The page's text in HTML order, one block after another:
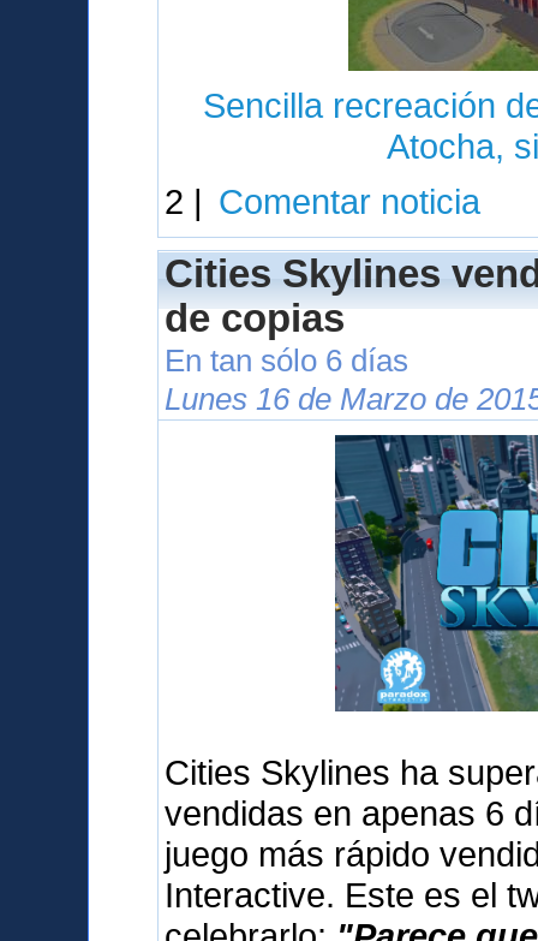
Sencilla recreación
Atocha,
2 | Comentar noticia
Cities Skylines
de copias
En tan sólo 6 días
Lunes 16 de Marzo de
Cities Skylines ha
vendidas en apenas 6
juego más rápido
Interactive. Este es el